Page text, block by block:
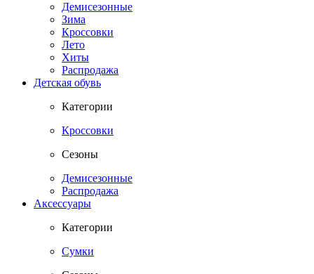
Демисезонные
Зима
Кроссовки
Лето
Хиты
Распродажа
Детская обувь
Категории
Кроссовки
Сезоны
Демисезонные
Распродажа
Аксессуары
Категории
Сумки